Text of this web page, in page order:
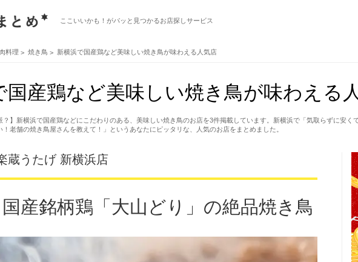
ここいいかも！がパッと見つかるお店探しサービス
肉料理 焼き鳥 新横浜で国産鶏など美味しい焼き鳥が味わえる人気店
国産鶏など美味しい焼き鳥が味わえる
？】新横浜で国産鶏などにこだわりのある、美味しい焼き鳥のお店を3件掲載しています。新横浜で「気取らずに安
老舗の焼き鳥屋さんを教えて！」というあなたにピッタリな、人気のお店をまとめました。
蔵うたげ 新横浜店
国産銘柄鶏「大山どり」の絶品焼き鳥